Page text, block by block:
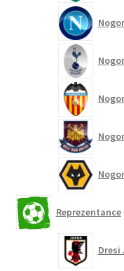
Reprezentance
Dresi